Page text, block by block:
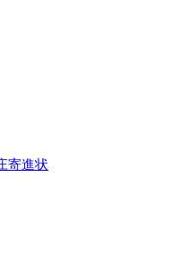
寄進状